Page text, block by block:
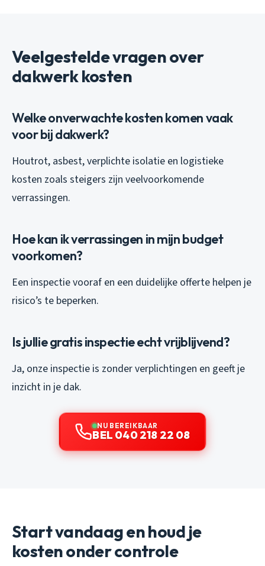
Veelgestelde vragen over
dakwerk kosten
Welke onverwachte kosten komen vaak
voor bij dakwerk?
Houtrot, asbest, verplichte isolatie en logistieke
kosten zoals steigers zijn veelvoorkomende
verrassingen.
Hoe kan ik verrassingen in mijn budget
voorkomen?
Een inspectie vooraf en een duidelijke offerte helpen je
risico’s te beperken.
Is jullie gratis inspectie echt vrijblijvend?
Ja, onze inspectie is zonder verplichtingen en geeft je
inzicht in je dak.
NU BEREIKBAAR
BEL 040 218 22 08
Start vandaag en houd je
kosten onder controle